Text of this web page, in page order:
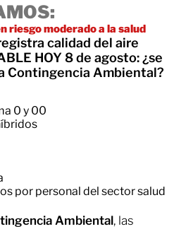
riesgo moderado a la salud
calidad del aire
HOY 8 de agosto: ¿se
Contingencia Ambiental?
0 y 00
por personal del sector salud
Ambiental, las